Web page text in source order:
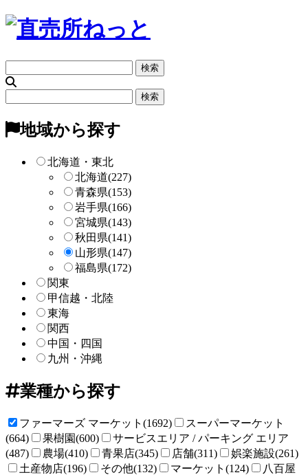
リ
索
ー
検
地域から探す
北海道・東北
北海道(227)
青森県(153)
岩手県(166)
宮城県(143)
秋田県(141)
山形県(147)
福島県(172)
関東
甲信越・北陸
東海
関西
中国・四国
九州・沖縄
業種から探す
ファーマーズ マーケット(1692)
スーパーマーケット
(664)
果樹園(600)
サービスエリア / パーキング エリア
(487)
農場(410) 青果店(345) 店舗(311)
娯楽施設(261)
土産物店(196)
その他(132) マーケット(124)
八百屋